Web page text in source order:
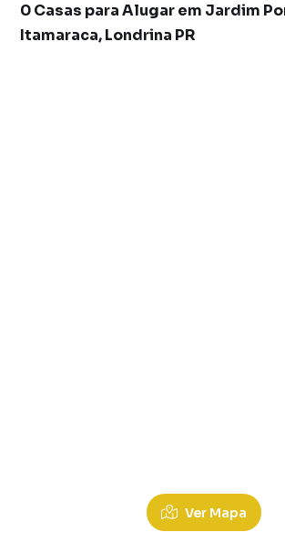
0 Casas para Alugar em Jardim
Itamaraca, Londrina PR
Ver Mapa